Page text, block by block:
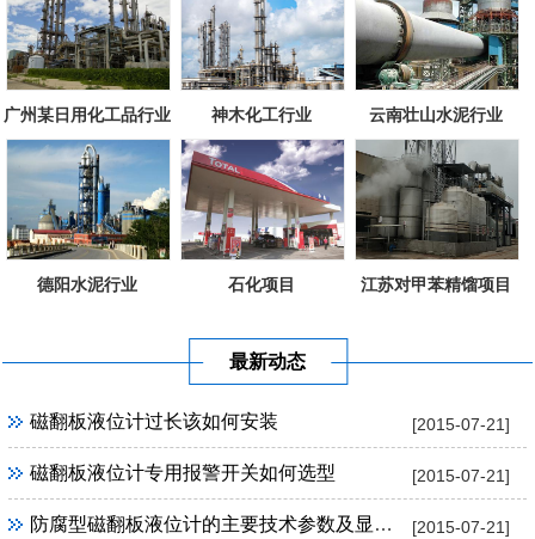
广州某日用化工品行业 神木化工行业 云南壮山水泥行业
德阳水泥行业 石化项目 江苏对甲苯精馏项目
最新动态
[2015-07-21]
磁翻板液位计过长该如何安装
[2015-07-21]
磁翻板液位计专用报警开关如何选型
[2015-07-21]
防腐型磁翻板液位计的主要技术参数及显著特点